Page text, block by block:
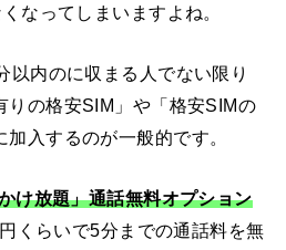
なってしまいますよね。
以内のに収まる人でない限り
りの格安SIM」や「格安SIMの
入するのが一般的です。
け放題」通話無料オプション
くらいで5分までの通話料を無